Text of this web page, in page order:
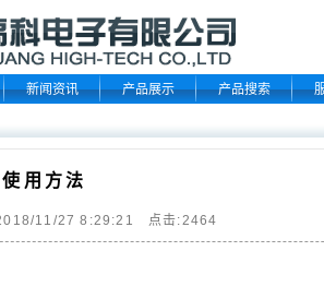
新闻资讯 产品展示 产品搜索
用方法
11/27 8:29:21 点击:2464